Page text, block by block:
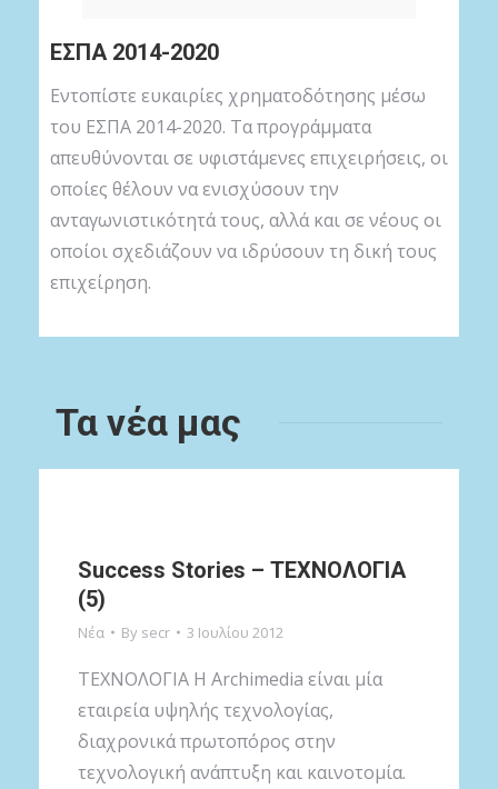
ΕΣΠΑ 2014-2020
Εντοπίστε ευκαιρίες χρηματοδότησης μέσω
του ΕΣΠΑ 2014-2020. Τα προγράμματα
απευθύνονται σε υφιστάμενες επιχειρήσεις, οι
οποίες θέλουν να ενισχύσουν την
ανταγωνιστικότητά τους, αλλά και σε νέους οι
οποίοι σχεδιάζουν να ιδρύσουν τη δική τους
επιχείρηση.
Τα νέα μας
Success Stories – ΤΕΧΝΟΛΟΓΙΑ
(5)
Νέα By secr 3 Ιουλίου 2012
ΤΕΧΝΟΛΟΓΙΑ Η Archimedia είναι μία
εταιρεία υψηλής τεχνολογίας,
διαχρονικά πρωτοπόρος στην
τεχνολογική ανάπτυξη και καινοτομία.